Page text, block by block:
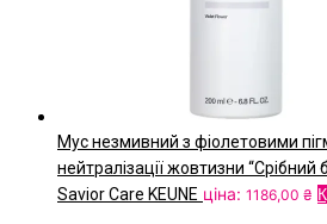
Мус незмивний з фіолетовими
нейтралізації жовтизни
Savior Care KEUNE ціна: 1186,00 ₴